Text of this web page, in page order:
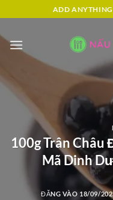
qua
nội
dung
ADD ANYTHING
100g Trân Châu
Mã Dinh
ĐĂNG VÀO 18/09/